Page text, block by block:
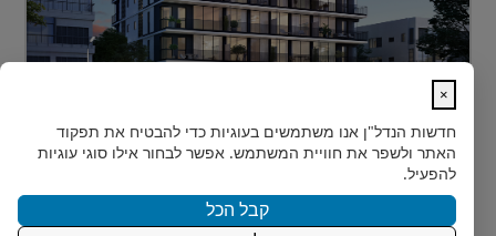
בלב הצפון-הישן של תל אביב, במרחק דקות הליכה ספורות
מהלוקיישנים האייקוניים ביותר בעיר, מציעה Rozio
SELECTED - מותג הי?...
×
חדשות הנדל"ן אנו משתמשים בעוגיות כדי להבטיח את תפקוד
האתר ולשפר את חוויית המשתמש. אפשר לבחור אילו סוגי עוגיות
להפעיל.
קבל הכל